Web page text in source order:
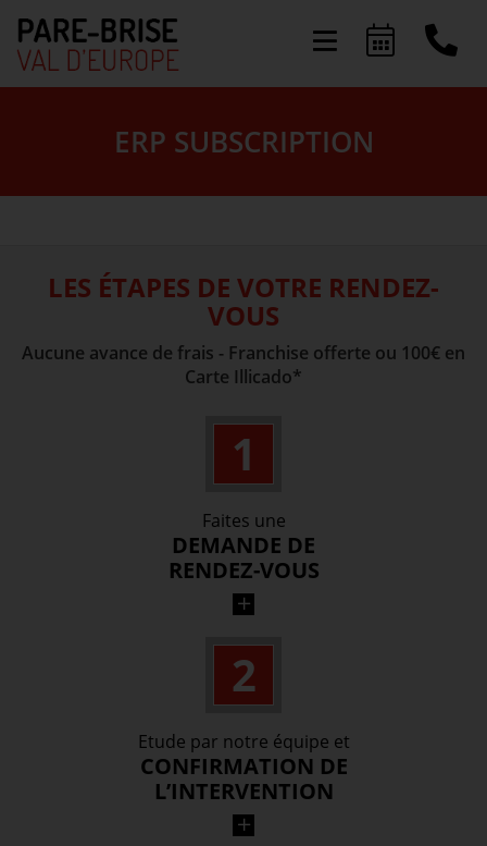
FAQ
ERP SUBSCRIPTION
LES ÉTAPES DE VOTRE RENDEZ-
VOUS
Aucune avance de frais - Franchise offerte ou 100€ en
Carte Illicado*
1
Faites une
DEMANDE DE
RENDEZ-VOUS
nous les éléments nécessaires à votre
prestation.
2
Etude par notre équipe et
CONFIRMATION DE
L’INTERVENTION